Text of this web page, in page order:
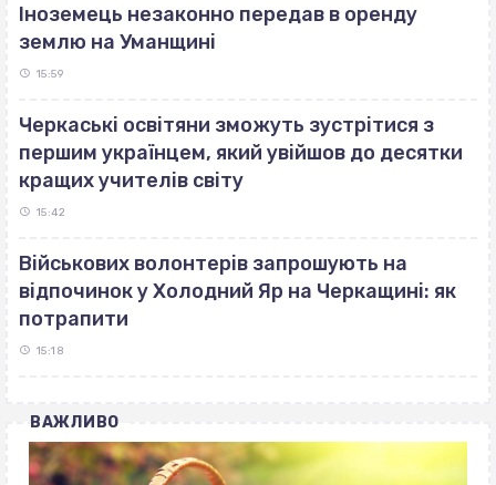
Іноземець незаконно передав в оренду
землю на Уманщині
15:59
Черкаські освітяни зможуть зустрітися з
першим українцем, який увійшов до десятки
кращих учителів світу
15:42
Військових волонтерів запрошують на
відпочинок у Холодний Яр на Черкащині: як
потрапити
15:18
ВАЖЛИВО